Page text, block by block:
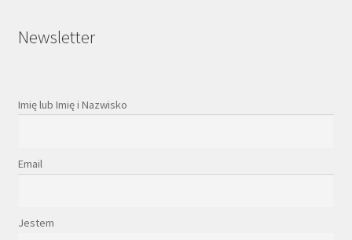
Newsletter
Imię lub Imię i Nazwisko
Email
Jestem